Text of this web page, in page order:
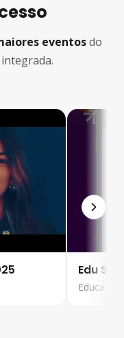
eventosdo